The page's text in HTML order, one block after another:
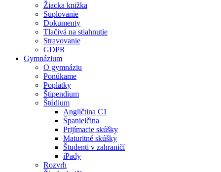
Žiacka knižka
Suplovanie
Dokumenty
Tlačivá na stiahnutie
Stravovanie
GDPR
Gymnázium
O gymnáziu
Ponúkame
Poplatky
Štipendium
Štúdium
Angličtina C1
Španielčina
Prijímacie skúšky
Maturitné skúšky
Študenti v zahraničí
iPady
Rozvrh